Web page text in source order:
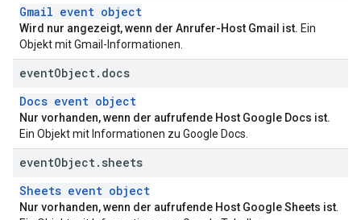
Gmail event object
Wird nur angezeigt, wenn der Anrufer-Host Gmail ist. Ein
Objekt mit Gmail-Informationen.
eventObject. docs
Docs event object
Nur vorhanden, wenn der aufrufende Host Google Docs ist.
Ein Objekt mit Informationen zu Google Docs.
eventObject. sheets
Sheets event object
Nur vorhanden, wenn der aufrufende Host Google Sheets ist